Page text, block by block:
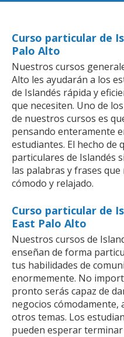
Curso particular de
Palo Alto
Nuestros cursos
Alto les ayudarán a los
de Islandés rápida y
que necesiten. Uno de
de nuestros cursos es
pensando enteramente
estudiantes. El hecho de
particulares de Islandés
las palabras y frases
cómodo y relajado.
Curso particular de
East Palo Alto
Nuestros cursos de
enseñan de forma
tus habilidades de
enormemente. No
pronto serás capaz de
negocios cómodamente,
otros temas. Los
pueden esperar